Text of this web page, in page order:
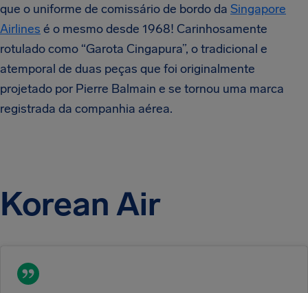
que o uniforme de comissário de bordo da Singapore
Airlines é o mesmo desde 1968! Carinhosamente
rotulado como “Garota Cingapura”, o tradicional e
atemporal de duas peças que foi originalmente
projetado por Pierre Balmain e se tornou uma marca
registrada da companhia aérea.
Korean Air